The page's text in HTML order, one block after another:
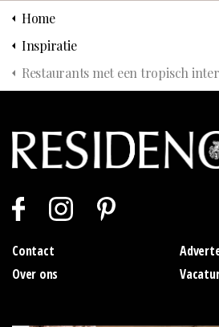
Home
Inspiratie
Restaurants met een tropisch
Contact
Over ons